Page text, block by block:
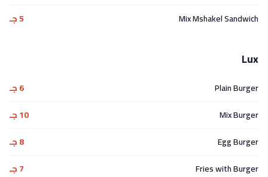
Mix Mshakel Sandwich
5 جـ
Lux
Plain Burger
6 جـ
Mix Burger
10 جـ
Egg Burger
8 جـ
Fries with Burger
7 جـ